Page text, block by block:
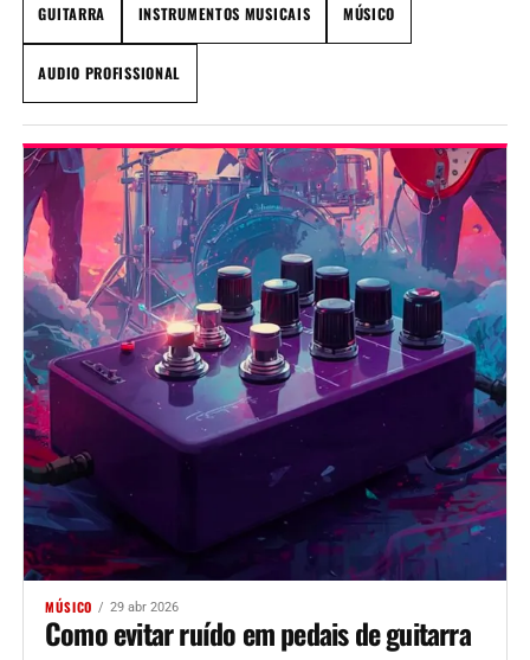
GUITARRA INSTRUMENTOS MUSICAIS MÚSICO
AUDIO PROFISSIONAL
MÚSICO 29 abr 2026
Como evitar ruído em pedais de guitarra